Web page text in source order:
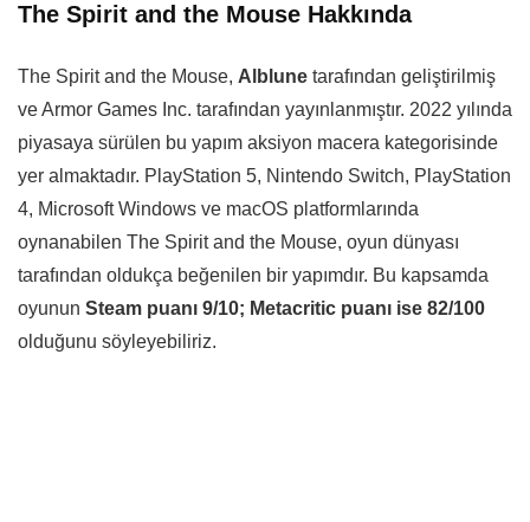
The Spirit and the Mouse Hakkında
The Spirit and the Mouse, Alblune tarafından geliştirilmiş
ve Armor Games Inc. tarafından yayınlanmıştır. 2022 yılında
piyasaya sürülen bu yapım aksiyon macera kategorisinde
yer almaktadır. PlayStation 5, Nintendo Switch, PlayStation
4, Microsoft Windows ve macOS platformlarında
oynanabilen The Spirit and the Mouse, oyun dünyası
tarafından oldukça beğenilen bir yapımdır. Bu kapsamda
oyunun Steam puanı 9/10; Metacritic puanı ise 82/100
olduğunu söyleyebiliriz.